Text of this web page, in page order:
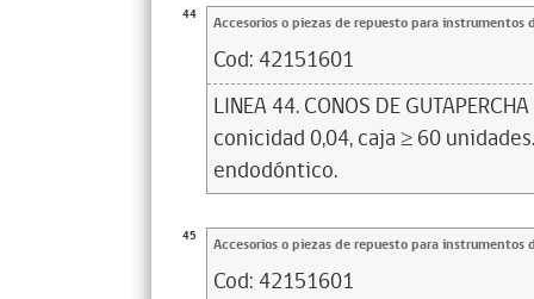
44 Accesorios o piezas de repuesto para instrumentos
Cod: 42151601
LINEA 44. CONOS DE
conicidad 0,04, caja ≥ 60
endodóntico.
45 Accesorios o piezas de repuesto para instrumentos
Cod: 42151601